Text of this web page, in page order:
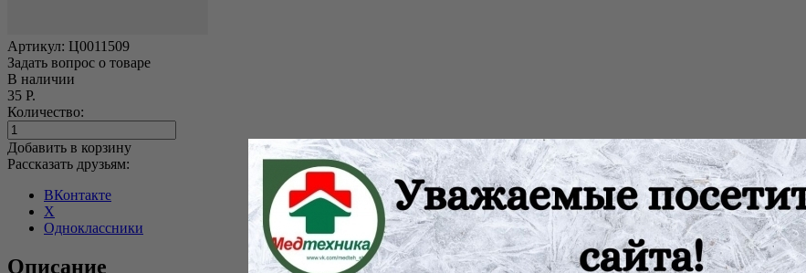
Артикул: Ц0011509
Задать вопрос о товаре
В наличии
35 Р.
Количество:
Добавить в корзину
Рассказать друзьям:
ВКонтакте
X
Одноклассники
Описание